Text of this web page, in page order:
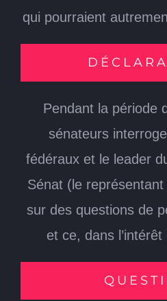
qui pourraient
Pendant la période
sénateurs
fédéraux et le leader
Sénat (le
sur des questions de
et ce, dans